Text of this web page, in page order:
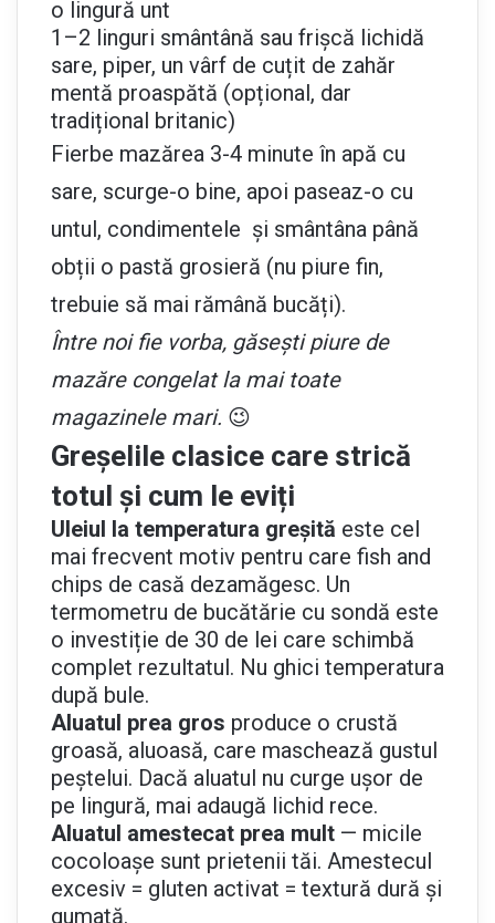
o lingură unt
1–2 linguri smântână sau frișcă lichidă
sare, piper, un vârf de cuțit de zahăr
mentă proaspătă (opțional, dar
tradițional britanic)
Fierbe mazărea 3-4 minute în apă cu
sare, scurge-o bine, apoi paseaz-o cu
untul, condimentele și smântâna până
obții o pastă grosieră (nu piure fin,
trebuie să mai rămână bucăți).
Între noi fie vorba, găsești piure de
mazăre congelat la mai toate
magazinele mari. 😉
Greșelile clasice care strică
totul și cum le eviți
Uleiul la temperatura greșită este cel
mai frecvent motiv pentru care fish and
chips de casă dezamăgesc. Un
termometru de bucătărie cu sondă este
o investiție de 30 de lei care schimbă
complet rezultatul. Nu ghici temperatura
după bule.
Aluatul prea gros produce o crustă
groasă, aluoasă, care maschează gustul
peștelui. Dacă aluatul nu curge ușor de
pe lingură, mai adaugă lichid rece.
Aluatul amestecat prea mult — micile
cocoloașe sunt prietenii tăi. Amestecul
excesiv = gluten activat = textură dură și
gumată.